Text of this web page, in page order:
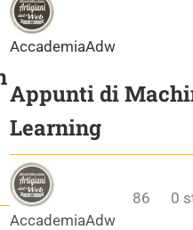
AccademiaAdw
Appunti di
Learning
AccademiaAdw
86 0